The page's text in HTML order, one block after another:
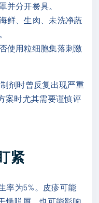
并分开餐具。
鲜、生肉、未洗净蔬
使用粒细胞集落刺激
剂时曾反复出现严重
案时尤其需要谨慎评
紧
率为5%。皮疹可能
燥脱屑，也可能影响